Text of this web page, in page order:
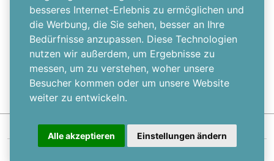
besseres Internet-Erlebnis zu ermöglichen und
die Werbung, die Sie sehen, besser an Ihre
Bedürfnisse anzupassen. Diese Technologien
nutzen wir außerdem, um Ergebnisse zu
messen, um zu verstehen, woher unsere
Besucher kommen oder um unsere Website
weiter zu entwickeln.
Alle akzeptieren Einstellungen ändern
Weihnachten gestalten und in Eurer
gewünschten Stückzahl bestellen.